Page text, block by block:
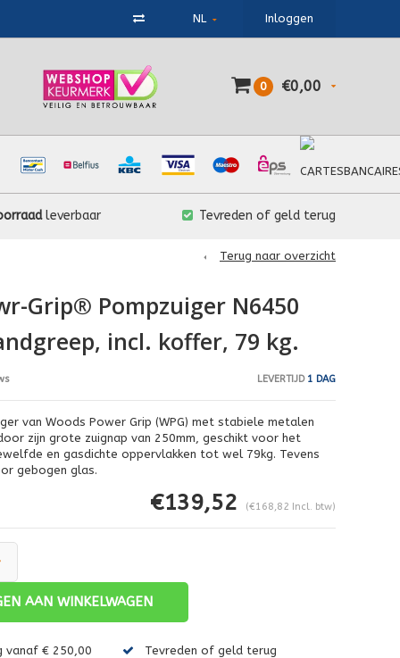
NL Inloggen
0 €0,00
leverbaar Tevreden of geld terug
Terug naar overzicht
Afbeelding vergroten
Grip® Pompzuiger N6450
incl. koffer, 79 kg.
LEVERTIJD1 DAG
van Woods Power Grip (WPG) met stabiele metalen
zijn grote zuignap van 250mm, geschikt voor het
en gasdichte oppervlakken tot wel 79kg. Tevens
gebogen glas.
€139,52 (€168,82 Incl. btw)
AAN WINKELWAGEN
vanaf € 250,00 Tevreden of geld terug